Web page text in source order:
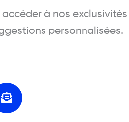
à nos exclusivités
personnalisées.